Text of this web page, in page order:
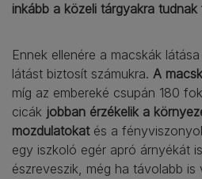
inkább a közeli tárgyakra tudnak
Ennek ellenére a macskák
látást biztosít számukra. A
míg az embereké csupán 180
cicák jobban érzékelik a
mozdulatokatés a
egy iszkoló egér apró árnyékát
észreveszik, még ha távolabb